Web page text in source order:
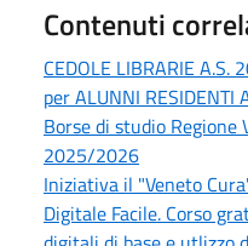
Contenuti
CEDOLE LIBRARIE
per ALUNNI RESIDENTI
Borse di studio Regione
2025/2026
Iniziativa il "Veneto
Digitale Facile. Corso